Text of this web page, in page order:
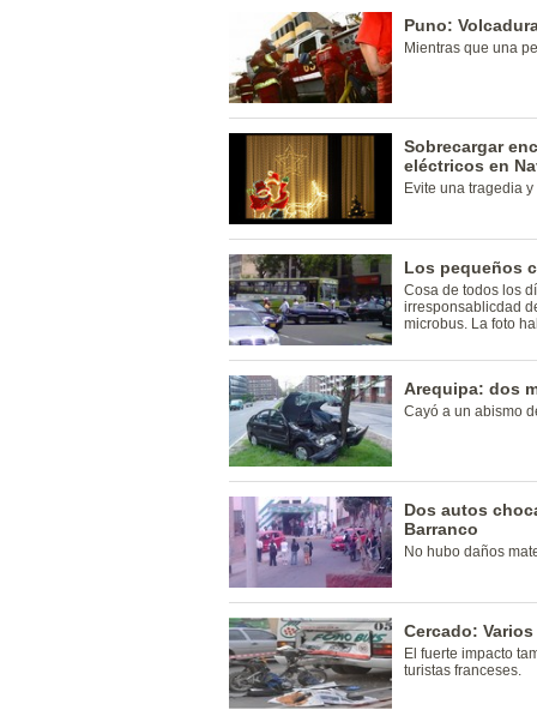
Puno:
Mientras que una
Sobrecargar
eléctricos en
Evite una tragedia
Los pequeños
Cosa de todos los
irresponsablicdad
microbus. La foto
Arequipa: dos
Cayó a un abismo
Dos autos
Barranco
No hubo daños
Cercado:
El fuerte impacto
turistas franceses.